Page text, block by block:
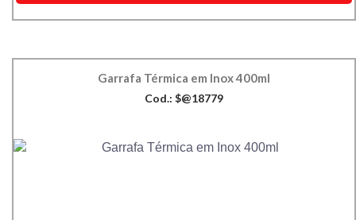
Garrafa Térmica em Inox 400ml
Cod.: $@18779